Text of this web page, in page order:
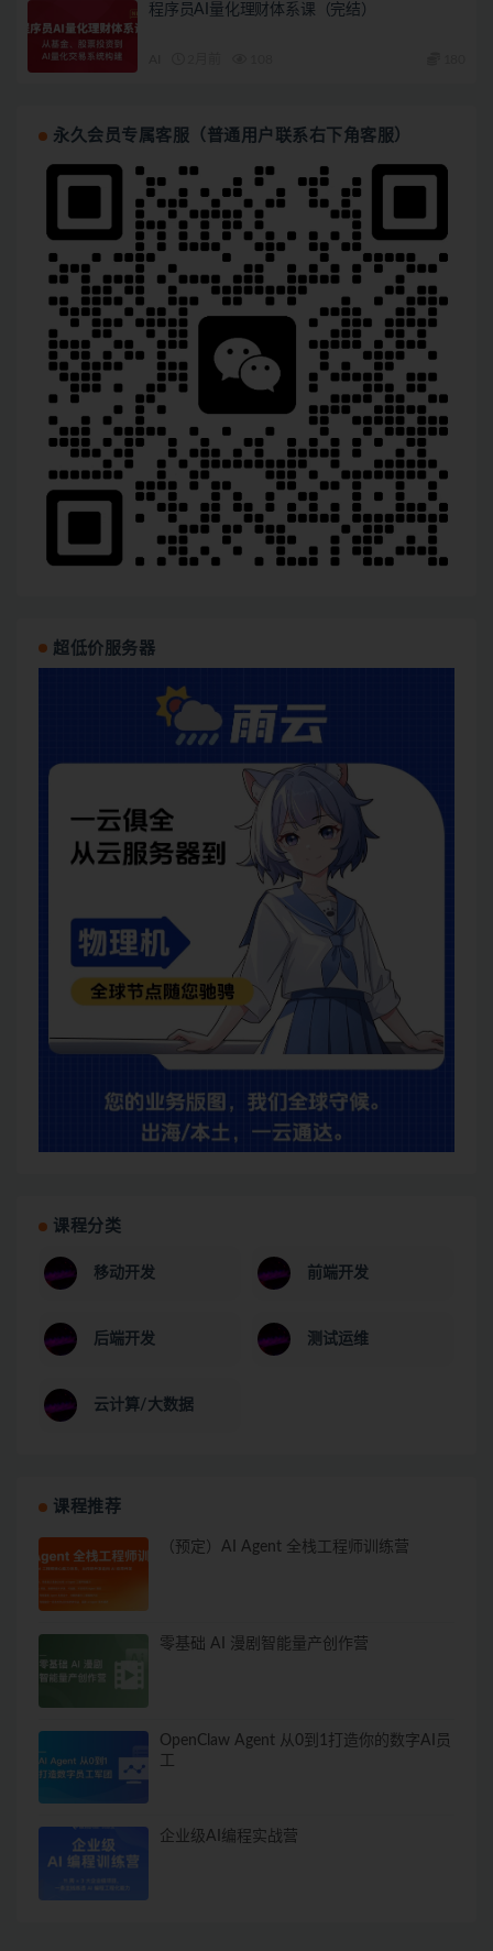
程序员AI量化理财体系课（完结）
永久会员专属客服（普通用户联系右下角客服）
超低价服务器
课程分类
移动开发 前端开发
后端开发 测试运维
云计算/大数据
课程推荐
（预定）AI Agent 全栈工程师训练营
零基础 AI 漫剧智能量产创作营
OpenClaw Agent 从0到1打造你的数字AI员
工
企业级AI编程实战营